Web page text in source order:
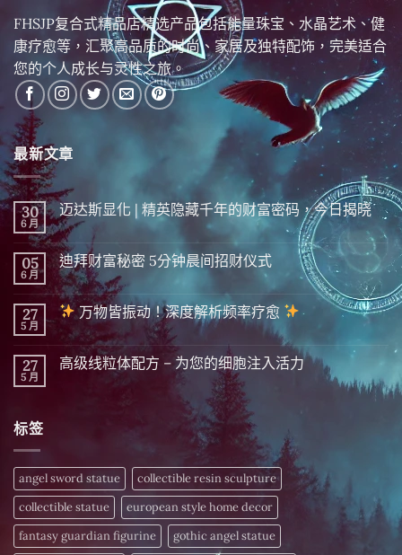
FHSJP复合式精品店精选产品包括能量珠宝、水晶艺术、健
康疗愈等，汇聚高品质的时尚、家居及独特配饰，完美适合
您的个人成长与灵性之旅。
最新文章
30
6 月
迈达斯显化 | 精英隐藏千年的财富密码，今日揭晓
在
〈迈
达
斯
显
化
|
精
英
隐
藏
千
年
晓〉
中
尚
無
留
言
05
6 月
迪拜财富秘密 5分钟晨间招财仪式
在
〈迪
拜
财
富
密 5
分
钟
尚
無
留
言
27
5 月
万物皆振动！深度解析频率疗愈
在
万
频
率
疗
愈
〉
中
尚
留
言
27
5 月
高级线粒体配方 – 为您的细胞注入活力
–
为
您
的
细
胞
注
标签
angel sword statue
collectible resin sculpture
collectible statue
european style home decor
fantasy guardian figurine
gothic angel statue